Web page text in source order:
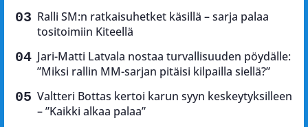
Ralli SM:n ratkaisuhetket käsillä – sarja palaa
tositoimiin Kiteellä
Jari-Matti Latvala nostaa turvallisuuden pöydälle:
”Miksi rallin MM-sarjan pitäisi kilpailla siellä?”
Valtteri Bottas kertoi karun syyn keskeytyksilleen
– ”Kaikki alkaa palaa”